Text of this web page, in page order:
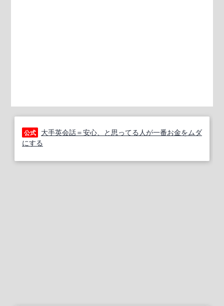
公式
大手英会話＝安心、と思ってる人が一番お金をムダ
にする